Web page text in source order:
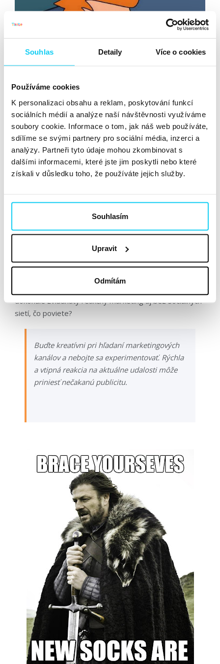
Souhlas Detaily Více o cookies
Používáme cookies
K personalizaci obsahu a reklam, poskytování funkcí
sociálních médií a analýze naší návštěvnosti využíváme
soubory cookie. Informace o tom, jak náš web používáte,
sdílíme se svými partnery pro sociální média, inzerci a
analýzy. Partneři tyto údaje mohou zkombinovat s
dalšími informacemi, které jste jim poskytli nebo které
získali v důsledku toho, že používáte jejich služby.
Souhlasím
Upravit
Odmítám
Netradičné PR a reakčný
marketing: Využite nečakané
príležitosti
V čase, keď bol internet v plienkach,Samy posielal
tlačové správy faxom a novinárom zasielal
ponožky s vtipnými príbehmi. Neskôr pohotovo
situácievyužíval ako príklady na
propagáciu svojho podnikania a zdôrazňoval, že aj
významné osobnosti môžu čeliť rovnakým bežným
dokonale zvládnutý reakčný marketing aj bez sociálnych
sietí, čo poviete?
Buďte kreatívni pri hľadaní marketingových
kanálov a nebojte sa experimentovať. Rýchla
a vtipná reakcia na aktuálne udalosti môže
priniesť nečakanú publicitu.